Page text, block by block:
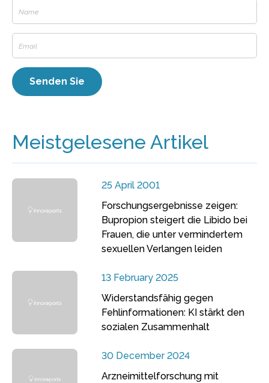
Meistgelesene Artikel
25 April 2001
Forschungsergebnisse zeigen:
Bupropion steigert die Libido bei
Frauen, die unter vermindertem
sexuellen Verlangen leiden
13 February 2025
Widerstandsfähig gegen
Fehlinformationen: KI stärkt den
sozialen Zusammenhalt
30 December 2024
Arzneimittelforschung mit